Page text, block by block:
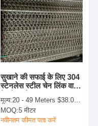
सुखाने की सफाई के लिए 304
स्टेनलेस स्टील चेन लिंक वायर
मूल्य:20 - 49 Meters $38.00， 50 - 199 Meters $36.80， >=200 Meters $36.00
MOQ:5 मीटर
नवीनतम कीमत पता करें